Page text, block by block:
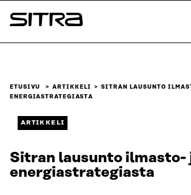
Siirry
suoraan
Sitra
ETUSIVU ARTIKKELI
SITRAN LAUSUNTO
ENERGIASTRATEGIASTA
ARTIKKELI
Sitran lausunto ilmasto-
energiastrategiasta